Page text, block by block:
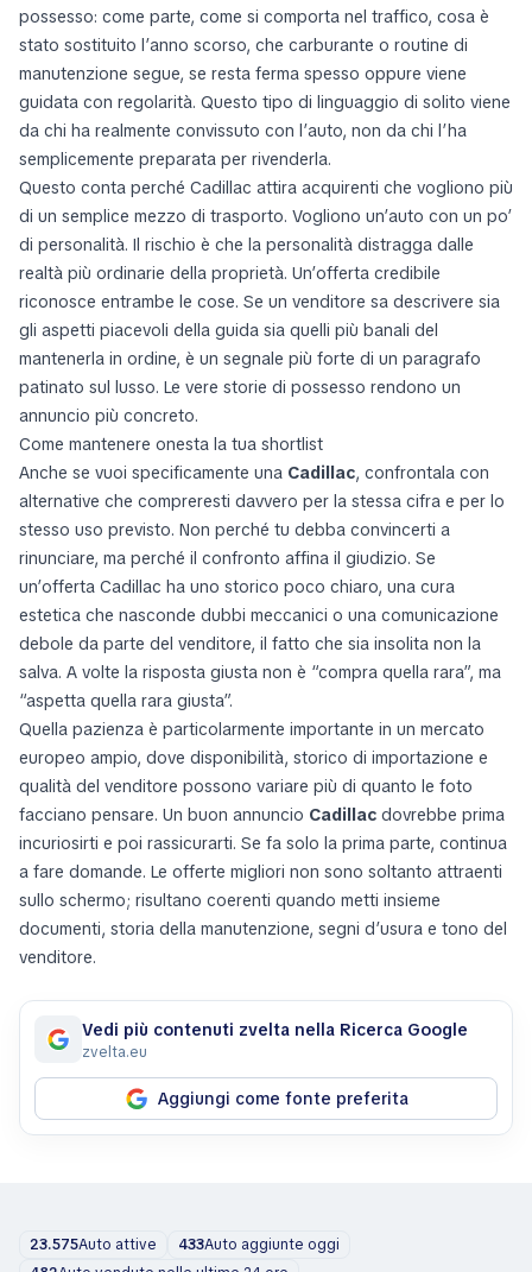
possesso: come parte, come si comporta nel traffico, cosa è
stato sostituito l’anno scorso, che carburante o routine di
manutenzione segue, se resta ferma spesso oppure viene
guidata con regolarità. Questo tipo di linguaggio di solito viene
da chi ha realmente convissuto con l’auto, non da chi l’ha
semplicemente preparata per rivenderla.
Questo conta perché Cadillac attira acquirenti che vogliono più
di un semplice mezzo di trasporto. Vogliono un’auto con un po’
di personalità. Il rischio è che la personalità distragga dalle
realtà più ordinarie della proprietà. Un’offerta credibile
riconosce entrambe le cose. Se un venditore sa descrivere sia
gli aspetti piacevoli della guida sia quelli più banali del
mantenerla in ordine, è un segnale più forte di un paragrafo
patinato sul lusso. Le vere storie di possesso rendono un
annuncio più concreto.
Come mantenere onesta la tua shortlist
Anche se vuoi specificamente una Cadillac, confrontala con
alternative che compreresti davvero per la stessa cifra e per lo
stesso uso previsto. Non perché tu debba convincerti a
rinunciare, ma perché il confronto affina il giudizio. Se
un’offerta Cadillac ha uno storico poco chiaro, una cura
estetica che nasconde dubbi meccanici o una comunicazione
debole da parte del venditore, il fatto che sia insolita non la
salva. A volte la risposta giusta non è “compra quella rara”, ma
“aspetta quella rara giusta”.
Quella pazienza è particolarmente importante in un mercato
europeo ampio, dove disponibilità, storico di importazione e
qualità del venditore possono variare più di quanto le foto
facciano pensare. Un buon annuncio Cadillac dovrebbe prima
incuriosirti e poi rassicurarti. Se fa solo la prima parte, continua
a fare domande. Le offerte migliori non sono soltanto attraenti
sullo schermo; risultano coerenti quando metti insieme
documenti, storia della manutenzione, segni d’usura e tono del
venditore.
Vedi più contenuti zvelta nella Ricerca Google
zvelta.eu
Aggiungi come fonte preferita
23.575Auto attive 433Auto aggiunte oggi